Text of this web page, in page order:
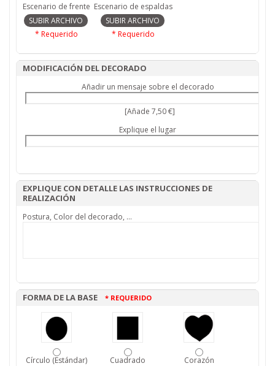
Escenario de frente
* Requerido
Escenario de espaldas
* Requerido
MODIFICACIÓN DEL DECORADO
Añadir un mensaje sobre el decorado
[Añade 7,50 €]
Explique el lugar
EXPLIQUE CON DETALLE LAS INSTRUCCIONES DE
REALIZACIÓN
Postura, Color del decorado, …
FORMA DE LA BASE * REQUERIDO
Círculo (Estándar)
Cuadrado
Corazón